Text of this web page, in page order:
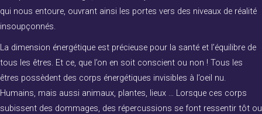
qui nous entoure, ouvrant ainsi les portes vers des niveaux de réalité
insoupçonnés.
La dimension énergétique est précieuse pour la santé et l’équilibre de
tous les êtres. Et ce, que l’on en soit conscient ou non ! Tous les
êtres possèdent des corps énergétiques invisibles à l’oeil nu.
Humains, mais aussi animaux, plantes, lieux … Lorsque ces corps
subissent des dommages, des répercussions se font ressentir tôt ou